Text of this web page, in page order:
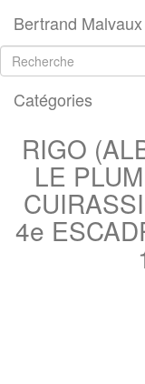
Bertrand Malvaux
Catégories
RIGO
LE
4e